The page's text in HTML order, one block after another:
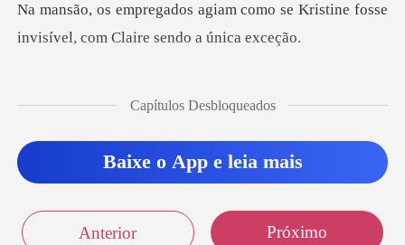
mo se Kristine fosse
invisível, c
Capítulos Desbloqueados
Baixe o App e leia mais
Anterior Próximo